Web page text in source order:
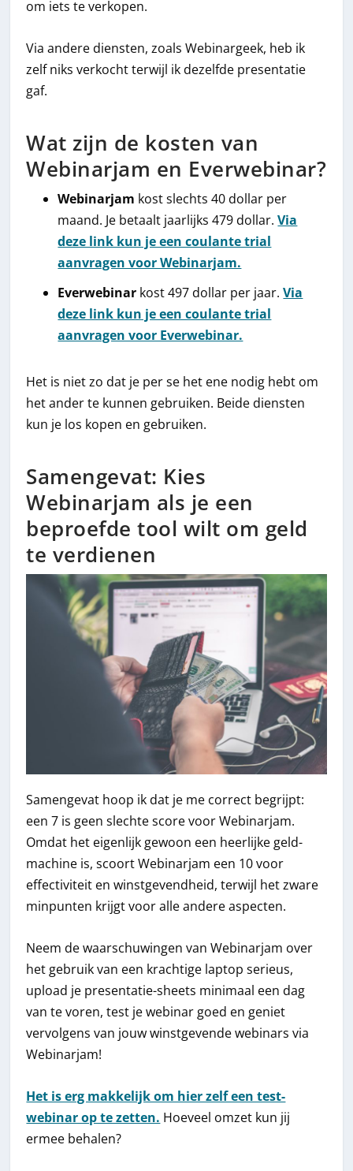
om iets te verkopen.
Via andere diensten, zoals Webinargeek, heb ik
zelf niks verkocht terwijl ik dezelfde presentatie
gaf.
Wat zijn de kosten van
Webinarjam en Everwebinar?
Webinarjam kost slechts 40 dollar per
maand. Je betaalt jaarlijks 479 dollar.Via
deze link kun je een coulante trial
aanvragen voor Webinarjam.
Everwebinar kost 497 dollar per jaar.Via
deze link kun je een coulante trial
aanvragen voor Everwebinar.
Het is niet zo dat je per se het ene nodig hebt om
het ander te kunnen gebruiken. Beide diensten
kun je los kopen en gebruiken.
Samengevat: Kies
Webinarjam als je een
beproefde tool wilt om geld
te verdienen
Samengevat hoop ik dat je me correct begrijpt:
een 7 is geen slechte score voor Webinarjam.
Omdat het eigenlijk gewoon een heerlijke geld-
machine is, scoort Webinarjam een 10 voor
effectiviteit en winstgevendheid, terwijl het zware
minpunten krijgt voor alle andere aspecten.
Neem de waarschuwingen van Webinarjam over
het gebruik van een krachtige laptop serieus,
upload je presentatie-sheets minimaal een dag
van te voren, test je webinar goed en geniet
vervolgens van jouw winstgevende webinars via
Webinarjam!
Het is erg makkelijk om hier zelf een test-
webinar op te zetten. Hoeveel omzet kun jij
ermee behalen?